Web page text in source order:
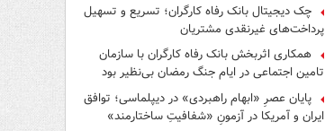
چک دیجیتال بانک رفاه کارگران؛ تسریع و تسهیل
پرداخت‌های غیرنقدی مشتریان
همکاری اثربخش بانک رفاه کارگران با سازمان
تامین اجتماعی در ایام جنگ رمضان بی‌نظیر بود
پایان عصرِ «ابهام راهبردی» در دیپلماسی؛ توافق
ایران و آمریکا در آزمونِ «شفافیتِ ساختارمند»